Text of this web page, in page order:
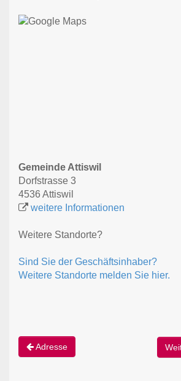
Gemeinde Attiswil
Dorfstrasse 3
4536 Attiswil
weitere Informationen
Weitere Standorte?
Sind Sie der Geschäftsinhaber?
Weitere Standorte melden Sie hier.
Adresse